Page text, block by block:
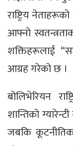
राष्ट्रिय
आफ्नो
शक्तिहरूलाई
आग्रह गरेको छ ।
बोलिभेरियन
शान्तिको
जबकि कूटनीतिक